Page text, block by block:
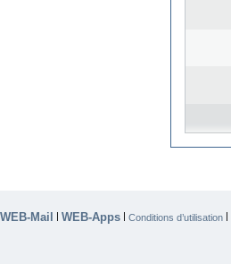
WEB-Mail | WEB-Apps | Conditions d’utilisation |